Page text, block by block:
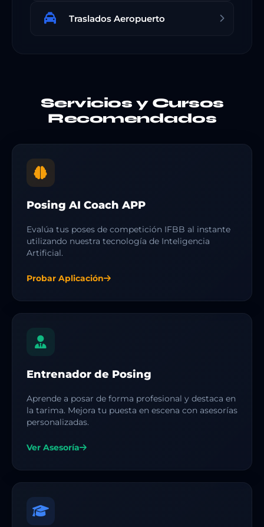
Traslados Aeropuerto
Servicios y Cursos
Recomendados
Posing AI Coach APP
Evalúa tus poses de competición IFBB al instante
utilizando nuestra tecnología de Inteligencia
Artificial.
Probar Aplicación
Entrenador de Posing
Aprende a posar de forma profesional y destaca en
la tarima. Mejora tu puesta en escena con asesorías
personalizadas.
Ver Asesoría